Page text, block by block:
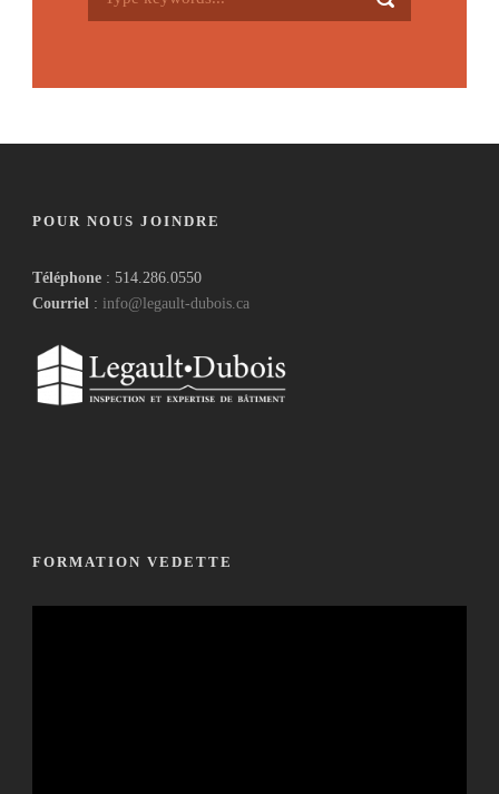
POUR NOUS JOINDRE
Téléphone : 514.286.0550
Courriel : info@legault-dubois.ca
FORMATION VEDETTE